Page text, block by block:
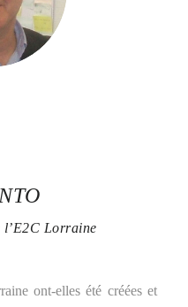
l’E2C Lorraine
ont-elles été créées et